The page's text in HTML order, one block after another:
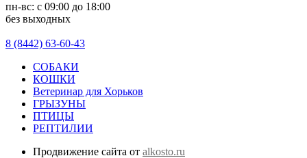
пн-вс: с 09:00 до 18:00
без выходных
8 (8442) 63-60-43
СОБАКИ
КОШКИ
Ветеринар для Хорьков
ГРЫЗУНЫ
ПТИЦЫ
РЕПТИЛИИ
Продвижение сайта от alkosto.ru